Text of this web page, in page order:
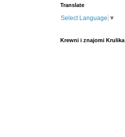
Translate
Select Language ▼
Krewni i znajomi Krulika